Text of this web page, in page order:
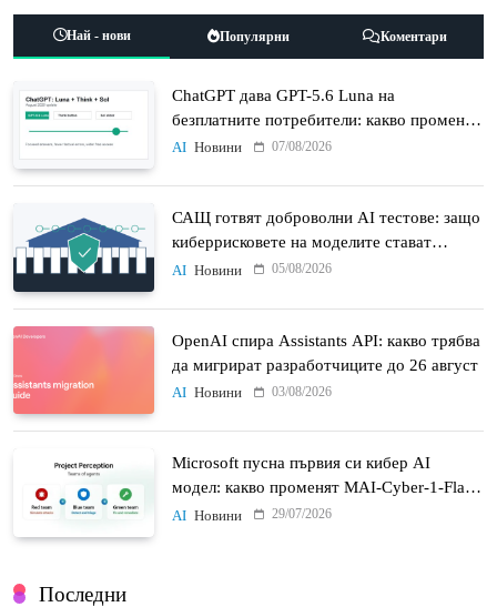
Най - нови Популярни Коментари
ChatGPT дава GPT-5.6 Luna на
безплатните потребители: какво променят
Think бутонът и новият Sol
AI Новини 07/08/2026
САЩ готвят доброволни AI тестове: защо
киберрисковете на моделите стават
политически въпрос
AI Новини 05/08/2026
OpenAI спира Assistants API: какво трябва
да мигрират разработчиците до 26 август
AI Новини 03/08/2026
Microsoft пусна първия си кибер AI
модел: какво променят MAI-Cyber-1-Flash
и Project Perception
AI Новини 29/07/2026
Последни